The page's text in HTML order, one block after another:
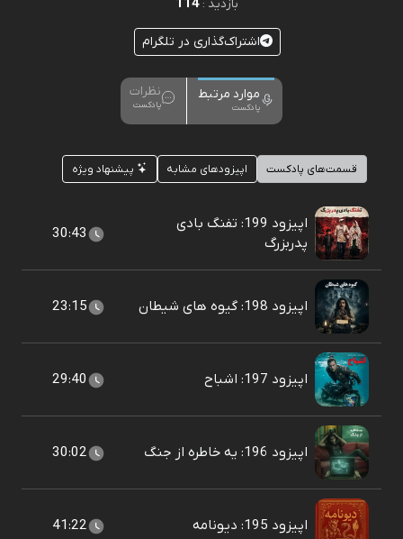
بازدید : 114
اشتراک‌گذاری در تلگرام
موارد مرتبط
پادکست
نظرات
پادکست
قسمت‌های پادکست اپیزودهای مشابه پیشنهاد ویژه
اپیزود 199: تفنگ بادی
پدربزرگ
30:43
اپیزود 198: گیوه های شیطان 23:15
اپیزود 197: اشباح 29:40
اپیزود 196: یه خاطره از جنگ 30:02
اپیزود 195: دیونامه 41:22